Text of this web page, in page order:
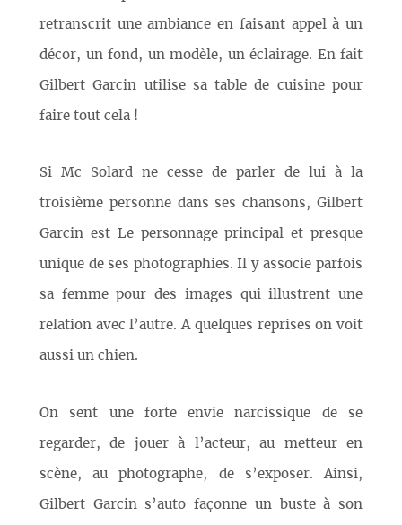
retranscrit une ambiance en faisant appel à un
décor, un fond, un modèle, un éclairage. En fait
Gilbert Garcin utilise sa table de cuisine pour
faire tout cela !
Si Mc Solard ne cesse de parler de lui à la
troisième personne dans ses chansons, Gilbert
Garcin est Le personnage principal et presque
unique de ses photographies. Il y associe parfois
sa femme pour des images qui illustrent une
relation avec l’autre. A quelques reprises on voit
aussi un chien.
On sent une forte envie narcissique de se
regarder, de jouer à l’acteur, au metteur en
scène, au photographe, de s’exposer. Ainsi,
Gilbert Garcin s’auto façonne un buste à son